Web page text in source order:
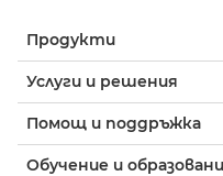
Продукти
Услуги и решения
Помощ и поддръжка
Обучение и